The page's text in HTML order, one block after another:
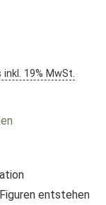
inkl. 19% MwSt.
entstehen